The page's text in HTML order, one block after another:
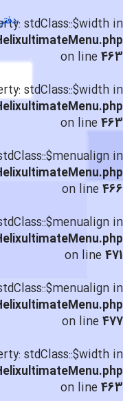
stdClass::$width in
on line463
stdClass::$width in
on line463
in
on line466
in
on line471
in
on line477
stdClass::$width in
on line463
دفتر